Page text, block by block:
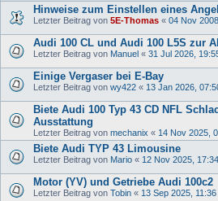
Hinweise zum Einstellen eines
Letzter Beitrag von 5E-Thomas « 04 Nov
Audi 100 CL und Audi 100 L5S zur
Letzter Beitrag von Manuel « 31 Jul 2026,
Einige Vergaser bei E-Bay
Letzter Beitrag von wy422 « 13 Jan 2026,
Biete Audi 100 Typ 43 CD NFL
Ausstattung
Letzter Beitrag von mechanix « 14 Nov 2025,
Biete Audi TYP 43 Limousine
Letzter Beitrag von Mario « 12 Nov 2025, 17:34
Motor (YV) und Getriebe Audi 100c2
Letzter Beitrag von Tobin « 13 Sep 2025, 11:36